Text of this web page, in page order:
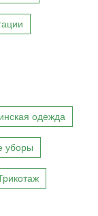
одежда
уборы